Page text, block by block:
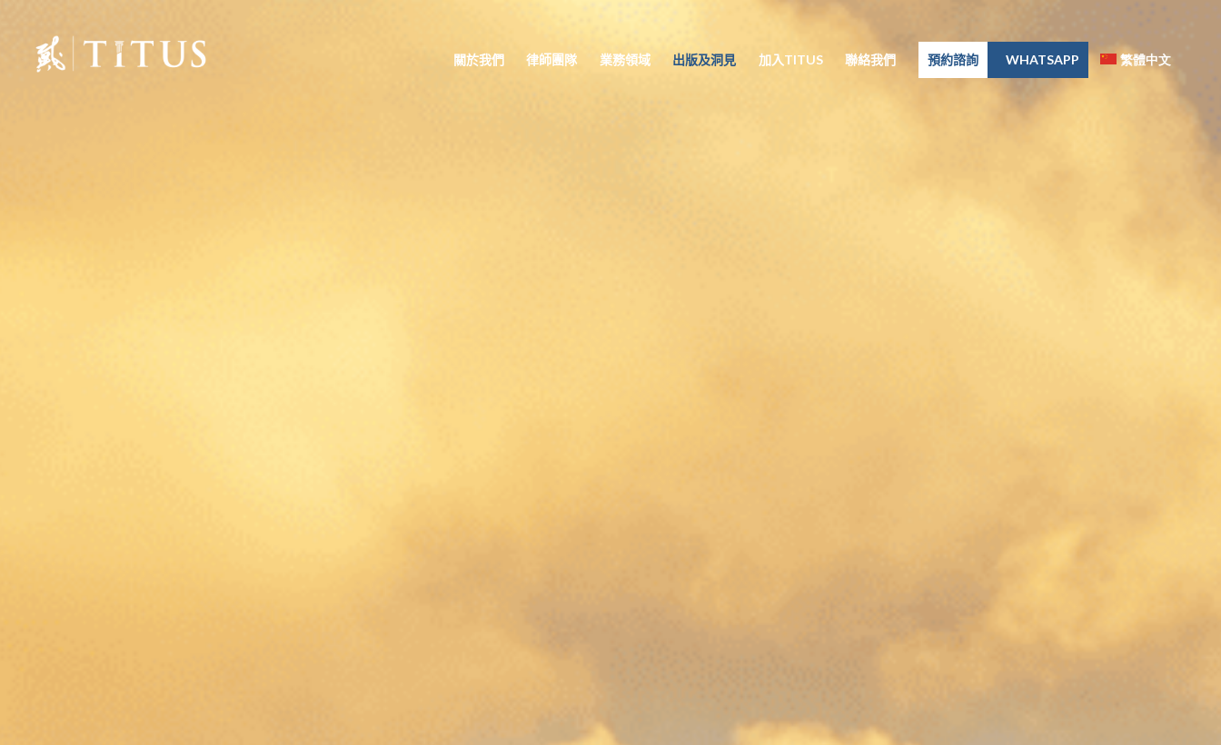
關於我們 律師團隊 業務領域 出版及洞見 加入TITUS 聯絡我們 預約諮詢 WHATSAPP 繁體中文